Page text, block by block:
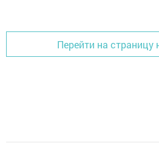
Перейти на страницу